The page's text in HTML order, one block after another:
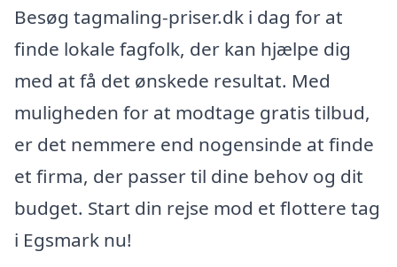
Besøg tagmaling-priser.dk i dag for at
finde lokale fagfolk, der kan hjælpe dig
med at få det ønskede resultat. Med
muligheden for at modtage gratis tilbud,
er det nemmere end nogensinde at finde
et firma, der passer til dine behov og dit
budget. Start din rejse mod et flottere tag
i Egsmark nu!